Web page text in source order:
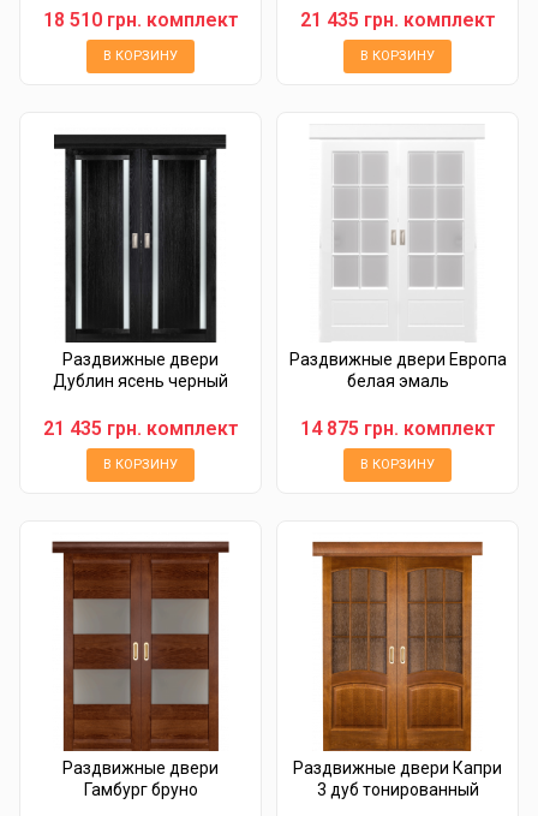
18 510 грн. комплект
В КОРЗИНУ
21 435 грн. комплект
В КОРЗИНУ
Раздвижные двери
Дублин ясень черный
21 435 грн. комплект
В КОРЗИНУ
Раздвижные двери Европа
белая эмаль
14 875 грн. комплект
В КОРЗИНУ
Раздвижные двери
Гамбург бруно
Раздвижные двери Капри
3 дуб тонированный